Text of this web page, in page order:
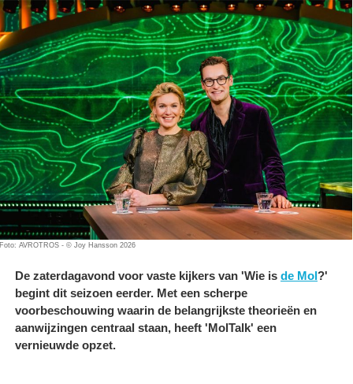
Foto: AVROTROS - © Joy Hansson 2026
De zaterdagavond voor vaste kijkers van 'Wie is de Mol?'
begint dit seizoen eerder. Met een scherpe
voorbeschouwing waarin de belangrijkste theorieën en
aanwijzingen centraal staan, heeft 'MolTalk' een
vernieuwde opzet.